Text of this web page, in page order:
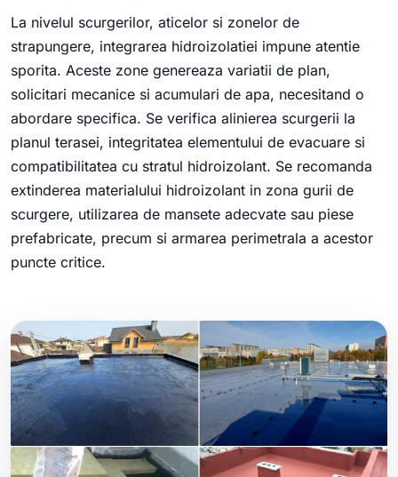
La nivelul scurgerilor, aticelor si zonelor de
strapungere, integrarea hidroizolatiei impune atentie
sporita. Aceste zone genereaza variatii de plan,
solicitari mecanice si acumulari de apa, necesitand o
abordare specifica. Se verifica alinierea scurgerii la
planul terasei, integritatea elementului de evacuare si
compatibilitatea cu stratul hidroizolant. Se recomanda
extinderea materialului hidroizolant in zona gurii de
scurgere, utilizarea de mansete adecvate sau piese
prefabricate, precum si armarea perimetrala a acestor
puncte critice.